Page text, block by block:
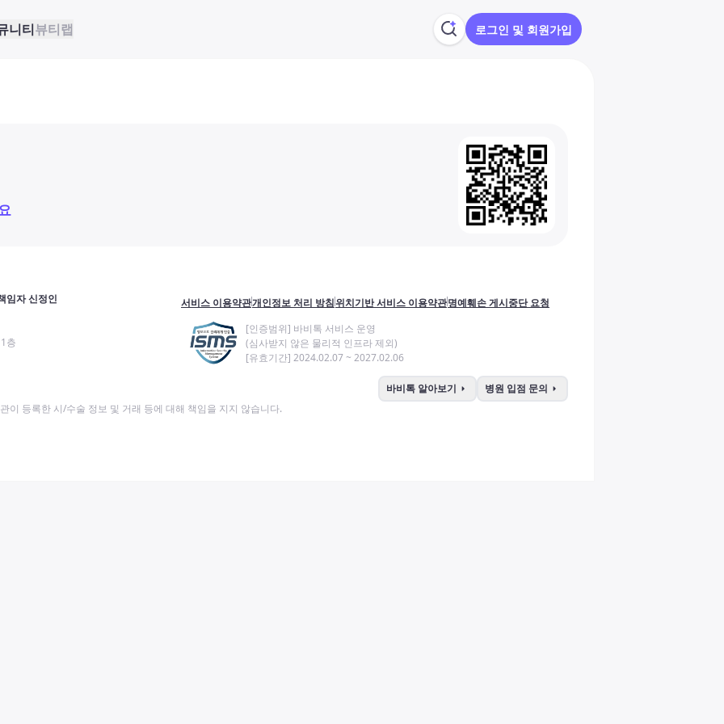
니티뷰티랩 로그인 및 회원가입
임자 신정인
층
서비스 이용약관개인정보 처리 방침위치기반 서비스 이용약관명예훼손 게시중단 요청
[인증범위] 바비톡 서비스 운영
(심사받지 않은 물리적 인프라 제외)
[유효기간] 2024.02.07 ~ 2027.02.06
바비톡 알아보기 arrow_right 병원 입점 문의 arrow_right
이 등록한 시/수술 정보 및 거래 등에 대해 책임을 지지 않습니다.